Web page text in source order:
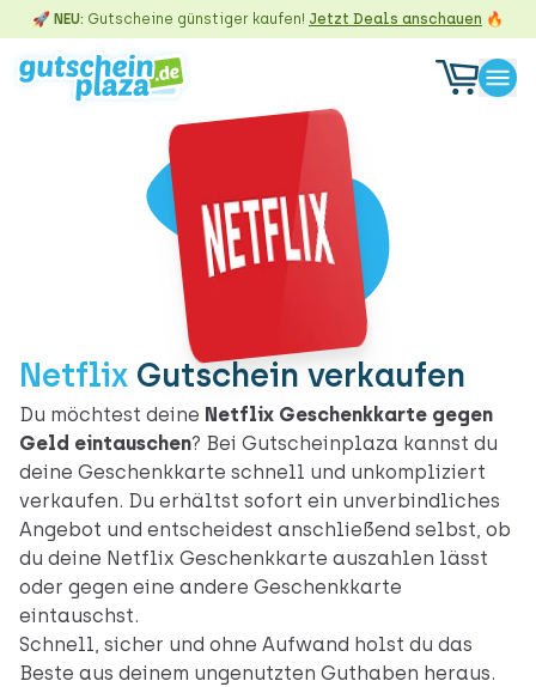
🚀 NEU: Gutscheine günstiger kaufen! Jetzt Deals anschauen 🔥
Netflix Gutschein verkaufen
Du möchtest deine Netflix Geschenkkarte gegen
Geld eintauschen? Bei Gutscheinplaza kannst du
deine Geschenkkarte schnell und unkompliziert
verkaufen. Du erhältst sofort ein unverbindliches
Angebot und entscheidest anschließend selbst, ob
du deine Netflix Geschenkkarte auszahlen lässt
oder gegen eine andere Geschenkkarte
eintauschst.
Schnell, sicher und ohne Aufwand holst du das
Beste aus deinem ungenutzten Guthaben heraus.